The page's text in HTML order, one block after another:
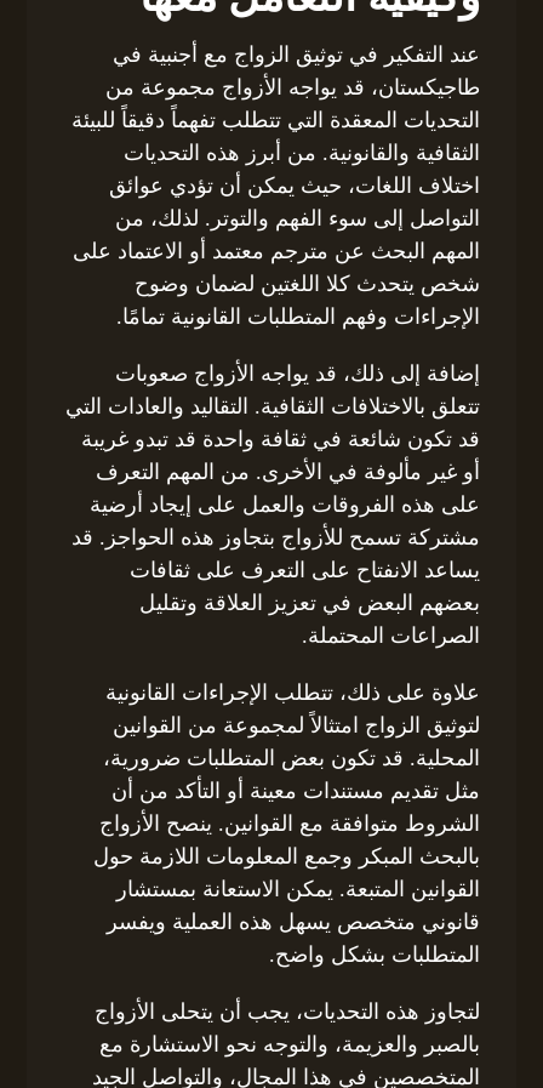
عند التفكير في توثيق الزواج مع أجنبية في
طاجيكستان، قد يواجه الأزواج مجموعة من
التحديات المعقدة التي تتطلب تفهماً دقيقاً للبيئة
الثقافية والقانونية. من أبرز هذه التحديات
اختلاف اللغات، حيث يمكن أن تؤدي عوائق
التواصل إلى سوء الفهم والتوتر. لذلك، من
المهم البحث عن مترجم معتمد أو الاعتماد على
شخص يتحدث كلا اللغتين لضمان وضوح
الإجراءات وفهم المتطلبات القانونية تمامًا.
إضافة إلى ذلك، قد يواجه الأزواج صعوبات
تتعلق بالاختلافات الثقافية. التقاليد والعادات التي
قد تكون شائعة في ثقافة واحدة قد تبدو غريبة
أو غير مألوفة في الأخرى. من المهم التعرف
على هذه الفروقات والعمل على إيجاد أرضية
مشتركة تسمح للأزواج بتجاوز هذه الحواجز. قد
يساعد الانفتاح على التعرف على ثقافات
بعضهم البعض في تعزيز العلاقة وتقليل
الصراعات المحتملة.
علاوة على ذلك، تتطلب الإجراءات القانونية
لتوثيق الزواج امتثالاً لمجموعة من القوانين
المحلية. قد تكون بعض المتطلبات ضرورية،
مثل تقديم مستندات معينة أو التأكد من أن
الشروط متوافقة مع القوانين. ينصح الأزواج
بالبحث المبكر وجمع المعلومات اللازمة حول
القوانين المتبعة. يمكن الاستعانة بمستشار
قانوني متخصص يسهل هذه العملية ويفسر
المتطلبات بشكل واضح.
لتجاوز هذه التحديات، يجب أن يتحلى الأزواج
بالصبر والعزيمة، والتوجه نحو الاستشارة مع
المتخصصين في هذا المجال، والتواصل الجيد